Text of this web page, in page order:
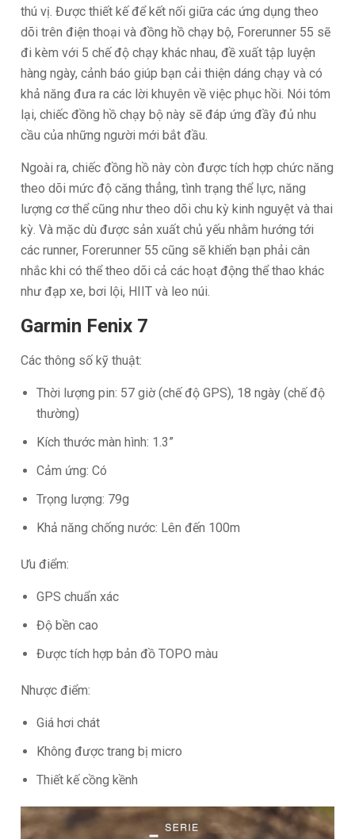
thú vị. Được thiết kế để kết nối giữa các ứng dụng theo
dõi trên điện thoại và đồng hồ chạy bộ, Forerunner 55 sẽ
đi kèm với 5 chế độ chạy khác nhau, đề xuất tập luyện
hàng ngày, cảnh báo giúp bạn cải thiện dáng chạy và có
khả năng đưa ra các lời khuyên về việc phục hồi. Nói tóm
lại, chiếc đồng hồ chạy bộ này sẽ đáp ứng đầy đủ nhu
cầu của những người mới bắt đầu.
Ngoài ra, chiếc đồng hồ này còn được tích hợp chức năng
theo dõi mức độ căng thẳng, tình trạng thể lực, năng
lượng cơ thể cũng như theo dõi chu kỳ kinh nguyệt và thai
kỳ. Và mặc dù được sản xuất chủ yếu nhằm hướng tới
các runner, Forerunner 55 cũng sẽ khiến bạn phải cân
nhắc khi có thể theo dõi cả các hoạt động thể thao khác
như đạp xe, bơi lội, HIIT và leo núi.
Garmin Fenix 7
Các thông số kỹ thuật:
Thời lượng pin: 57 giờ (chế độ GPS), 18 ngày (chế độ
thường)
Kích thước màn hình: 1.3”
Cảm ứng: Có
Trọng lượng: 79g
Khả năng chống nước: Lên đến 100m
Ưu điểm:
GPS chuẩn xác
Độ bền cao
Được tích hợp bản đồ TOPO màu
Nhược điểm:
Giá hơi chát
Không được trang bị micro
Thiết kế cồng kềnh